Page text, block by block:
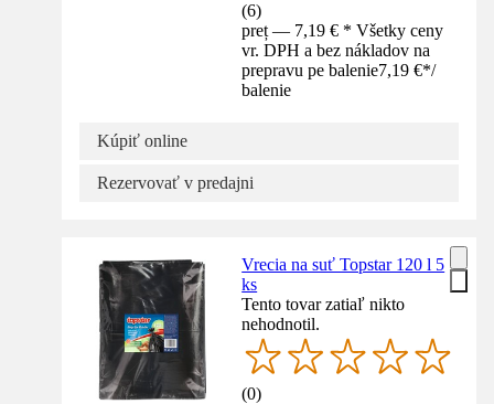
(6)
preț — 7,19 € * Všetky ceny
vr. DPH a bez nákladov na
prepravu pe balenie7,19 €*/
balenie
Kúpiť online
Rezervovať v predajni
Vrecia na suť Topstar 120 l 5
ks
Tento tovar zatiaľ nikto
nehodnotil.
(0)